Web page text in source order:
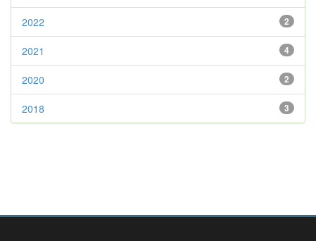
2
2022
4
2021
2
2020
3
2018